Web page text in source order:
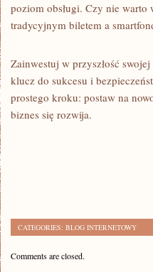
poziom obsługi. Czy nie
tradycyjnym biletem a
Zainwestuj w przyszłość
klucz do sukcesu i
prostego kroku: postaw na
biznes się rozwija.
CATEGORIES: BLOG INTERNETOWY
Comments are closed.